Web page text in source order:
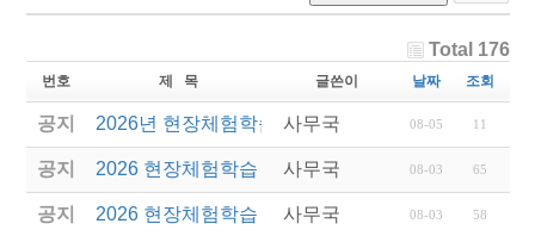
Total 176
번호 제 목 글쓴이 날짜 조회
공지 2026년 현장체험학습 안전과정(신규.재강습) 교육
사무국 08-05 11
공지 2026 현장체험학습 안전과정 교육(신규. 재강습)
사무국 08-03 65
공지 2026 현장체험학습 안전과정(신규. 재강습) 교육 성
사무국 08-03 58